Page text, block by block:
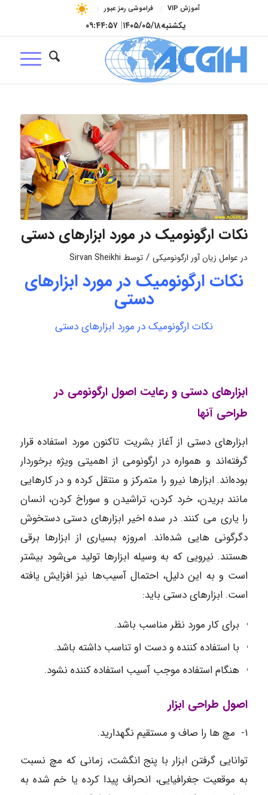
آموزش VIP فراموشی رمز عبور
یکشنبه۱۴۰۵/۰۵/۱۸| ۰۹:۴۴:۵۸
نکات ارگونومیک در مورد ابزارهای دستی
در عوامل زیان آور ارگونومیکی / توسط Sirvan Sheikhi
نکات ارگونومیک در مورد ابزارهای
دستی
نکات ارگونومیک در مورد ابزارهای دستی
ابزارهای دستی و رعایت اصول ارگونومی در
طراحی آنها
ابزارهای دستی از آغاز بشریت تاکنون مورد استفاده قرار
گرفته‌اند و همواره در ارگونومی از اهمیتی ویژه برخوردار
بوده‌اند. ابزارها نیرو را متمرکز و منتقل کرده و در کارهایی
مانند بریدن، خرد کردن، تراشیدن و سوراخ کردن، انسان
را یاری می کنند. در سده اخیر ابزارهای دستی دستخوش
دگرگونی‌ هایی شده‌اند. امروزه بسیاری از ابزارها برقی
هستند. نیرویی که به وسیله ابزارها تولید می‌شود بیشتر
است و به این دلیل، احتمال آسیب‌ها نیز افزایش یافته
است. ابزارهای دستی باید:
برای کار مورد نظر مناسب باشد.
با استفاده کننده و دست او تناسب داشته باشد.
هنگام استفاده موجب آسیب استفاده کننده نشود.
اصول طراحی ابزار
۱- مچ‌ ها را صاف و مستقیم نگهدارید.
توانایی گرفتن ابزار با پنج انگشت، زمانی که مچ نسبت
به موقعیت جغرافیایی، انحراف پیدا کرده یا خم شده به